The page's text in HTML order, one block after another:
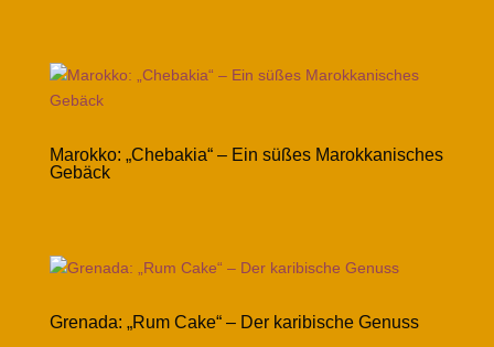
Marokko: „Chebakia“ – Ein süßes Marokkanisches
Gebäck
Grenada: „Rum Cake“ – Der karibische Genuss